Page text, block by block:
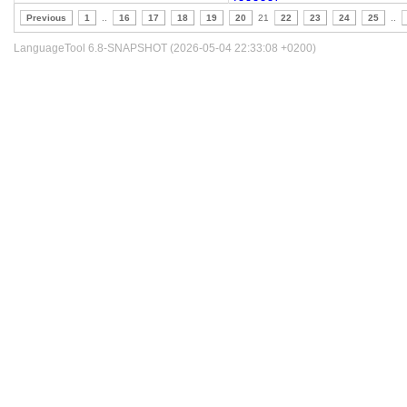
Previous 1 16 17 18 19 20 21 22 23 24 25
LanguageTool 6.8-SNAPSHOT (2026-05-04 22:33:08 +0200)